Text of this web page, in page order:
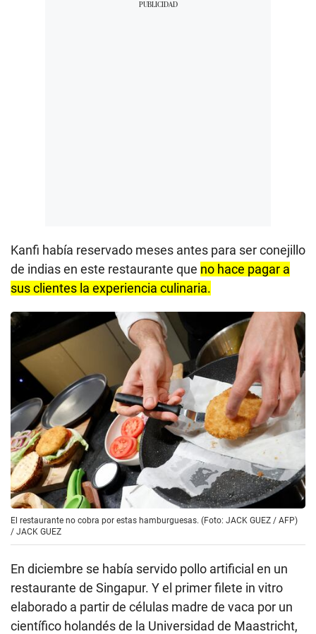
Kanfi había reservado meses antes para ser conejillo
de indias en este restaurante que no hace pagar a
sus clientes la experiencia culinaria.
El restaurante no cobra por estas hamburguesas. (Foto: JACK GUEZ / AFP)
/ JACK GUEZ
En diciembre se había servido pollo artificial en un
restaurante de Singapur. Y el primer filete in vitro
elaborado a partir de células madre de vaca por un
científico holandés de la Universidad de Maastricht,